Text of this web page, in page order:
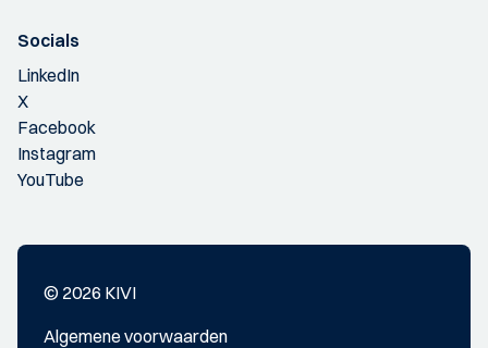
Socials
LinkedIn
X
Facebook
Instagram
YouTube
© 2026 KIVI
Algemene voorwaarden